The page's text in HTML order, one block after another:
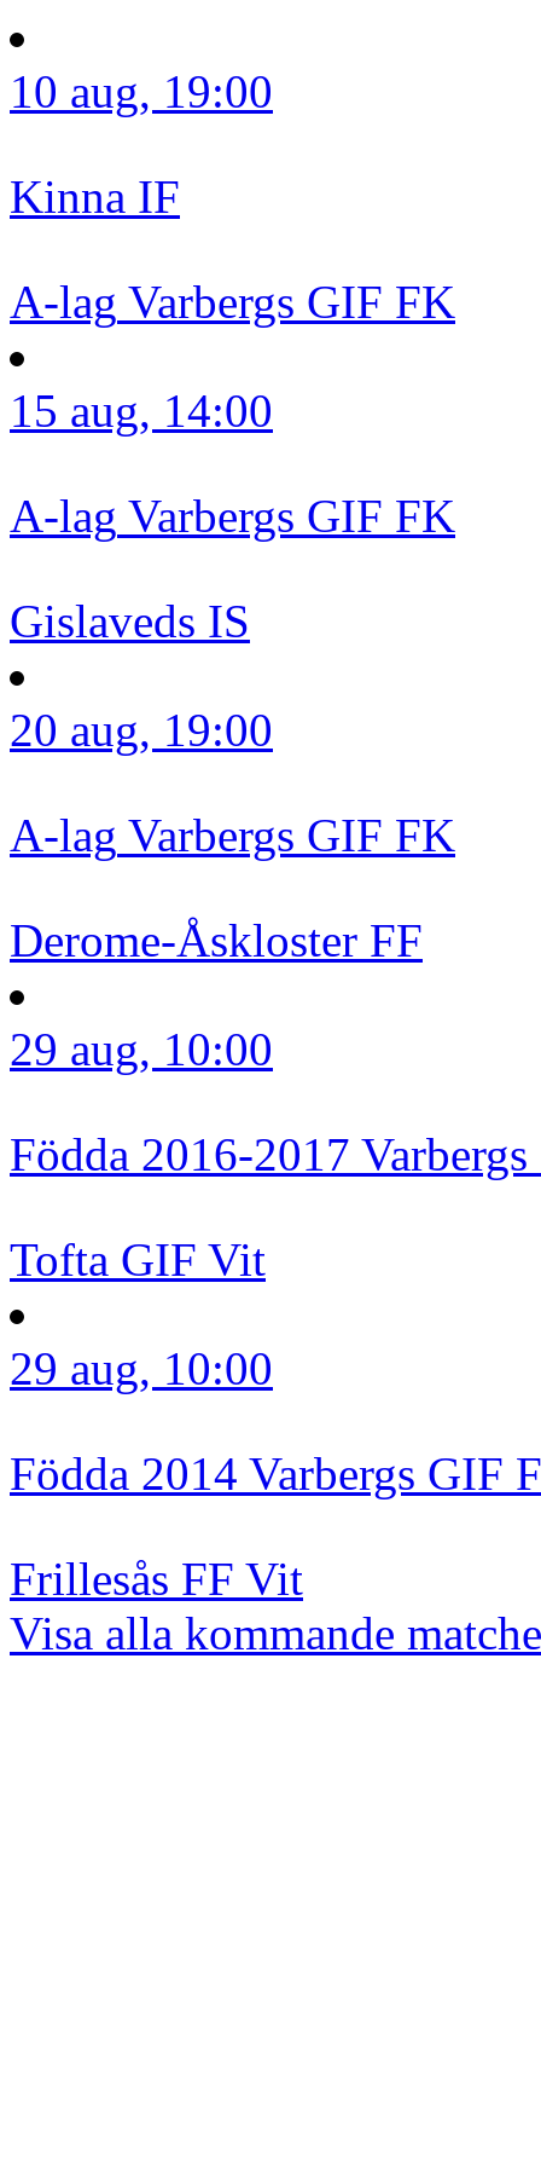
10 aug, 19:00
Kinna IF
A-lag Varbergs GIF FK
15 aug, 14:00
A-lag Varbergs GIF FK
Gislaveds IS
20 aug, 19:00
A-lag Varbergs GIF FK
Derome-Åskloster FF
29 aug, 10:00
Födda 2016-2017
Tofta GIF Vit
29 aug, 10:00
Födda 2014 Varbergs GIF
Frillesås FF Vit
Visa alla kommande